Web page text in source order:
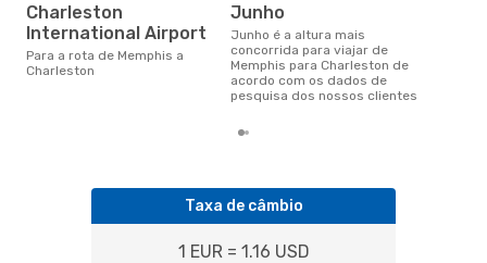
Charleston
International Airport
Para a rota de Memphis a
Charleston
junho
junho é a altura mais
concorrida para viajar de
Memphis para Charleston de
acordo com os dados de
pesquisa dos nossos clientes
Taxa de câmbio
1 EUR = 1.16 USD